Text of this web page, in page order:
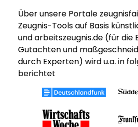
Über unsere Portale
Zeugnis-Tools auf Basis
und arbeitszeugnis.de (für die
Gutachten und
durch Experten) wird u.a. in
berichtet